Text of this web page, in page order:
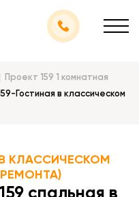
Проект 159 1 комнатная
Гостиная в классическом
КЛАССИЧЕСКОМ
спальная в